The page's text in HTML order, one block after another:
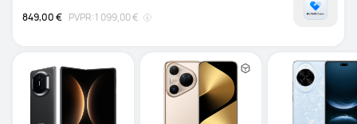
849,00 € PVPR:1 099,00 €